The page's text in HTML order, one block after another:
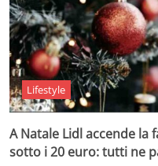
Lifestyle
A Natale Lidl accende la
sotto i 20 euro: tutti ne